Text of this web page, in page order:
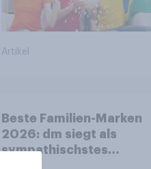
Artikel
Beste Familien-Marken
2026: dm siegt als
sympathischstes